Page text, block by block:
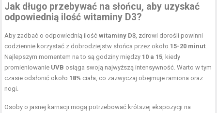
Jak długo przebywać na słońcu, aby uzyskać
odpowiednią ilość witaminy D3?
Aby zadbać o odpowiednią ilośćwitaminy D3 , zdrowi dorośli powinni
codziennie korzystać z dobrodziejstw słońca przez około 15-20 minut
Najlepszym momentem na to są godziny między 10 a 15 , kiedy
promieniowanie UVB osiąga swoją najwyższą intensywność. Warto w tym
czasie odsłonić około 18% ciała, co zazwyczaj obejmuje ramiona oraz
nogi.
Osoby o jasnej karnacji mogą potrzebować krótszej ekspozycji na